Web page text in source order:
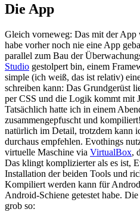
Die App
Gleich vorneweg: Das mit der App
habe vorher noch nie eine App
parallel zum Bau der
Studio gestolpert bin, einem
simple (ich weiß, das ist relativ)
schreiben kann: Das Grundgerüst
per CSS und die Logik kommt mit
Tatsächlich hatte ich in einem
zusammengepfuscht und
natürlich im Detail, trotzdem kann
durchaus empfehlen. Evothings
virtuelle Maschine via VirtualBox,
Das klingt komplizierter als es ist,
Installation der beiden Tools und
Kompiliert werden kann für
Android-Schiene getestet habe.
grob so: